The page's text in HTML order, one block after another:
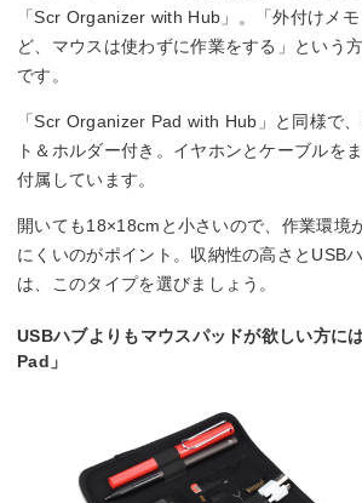
「Scr Organizer with Hub」。「外付けメ
ど、マウスは使わずに作業をする」という
です。
「Scr Organizer Pad with Hub」と同様で
ト＆ホルダー付き。イヤホンとケーブルを
付属しています。
開いても18×18cmと小さいので、作業環境
にくいのがポイント。収納性の高さとUSB
は、このタイプを選びましょう。
USBハブよりもマウスパッドが欲しい方に
Pad」